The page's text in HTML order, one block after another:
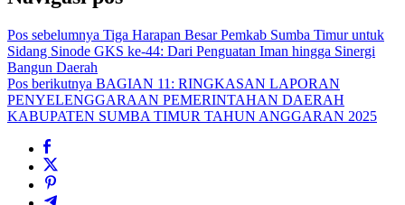
Pos sebelumnya Tiga Harapan Besar Pemkab Sumba Timur untuk
Sidang Sinode GKS ke-44: Dari Penguatan Iman hingga Sinergi
Bangun Daerah
Pos berikutnya BAGIAN 11: RINGKASAN LAPORAN
PENYELENGGARAAN PEMERINTAHAN DAERAH
KABUPATEN SUMBA TIMUR TAHUN ANGGARAN 2025